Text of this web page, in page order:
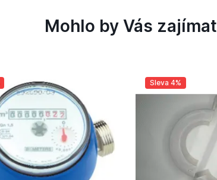
Mohlo by Vás zajímat
Sleva 4%